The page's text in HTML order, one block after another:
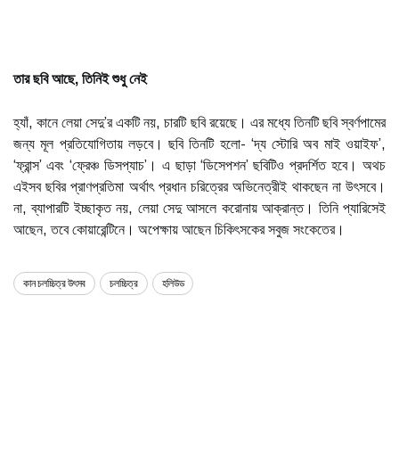
তার ছবি আছে, তিনিই শুধু নেই
হ্যাঁ, কানে লেয়া সেদু’র একটি নয়, চারটি ছবি রয়েছে। এর মধ্যে তিনটি ছবি স্বর্ণপামের
জন্য মূল প্রতিযোগিতায় লড়বে। ছবি তিনটি হলো- ‘দ্য স্টোরি অব মাই ওয়াইফ’,
‘ফ্রান্স’ এবং ‘ফ্রেঞ্চ ডিসপ্যাচ’। এ ছাড়া ‘ডিসেপশন’ ছবিটিও প্রদর্শিত হবে। অথচ
এইসব ছবির প্রাণপ্রতিমা অর্থাৎ প্রধান চরিত্রের অভিনেত্রীই থাকছেন না উৎসবে।
না, ব্যাপারটি ইচ্ছাকৃত নয়, লেয়া সেদু আসলে করোনায় আক্রান্ত। তিনি প্যারিসেই
আছেন, তবে কোয়ারেন্টিনে। অপেক্ষায় আছেন চিকিৎসকের সবুজ সংকেতের।
কান চলচ্চিত্র উৎসব চলচ্চিত্র হলিউড